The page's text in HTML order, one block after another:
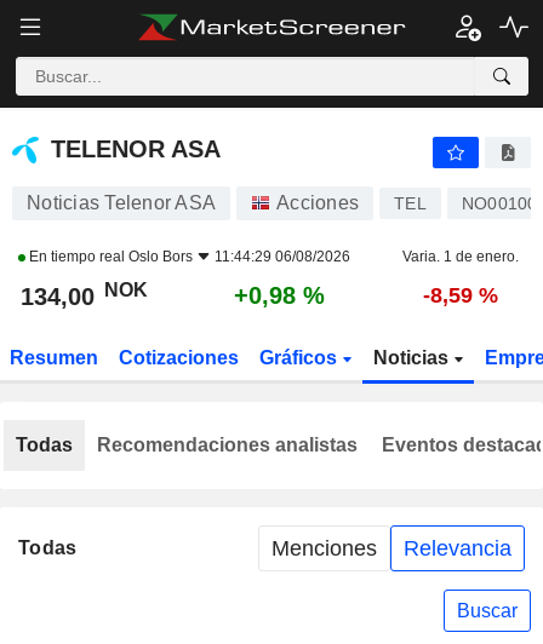
TELENOR ASA
TELENOR ASA
Noticias Telenor ASA Acciones TEL
En tiempo real Oslo Bors 11:44:29 06/08/2026 Varia. 1 de enero.
134,00 NOK +0,98 % -8,59 %
Resumen Cotizaciones Gráficos Noticias
Todas Menciones Relevancia
Buscar
Todas Recomendaciones analistas Eventos